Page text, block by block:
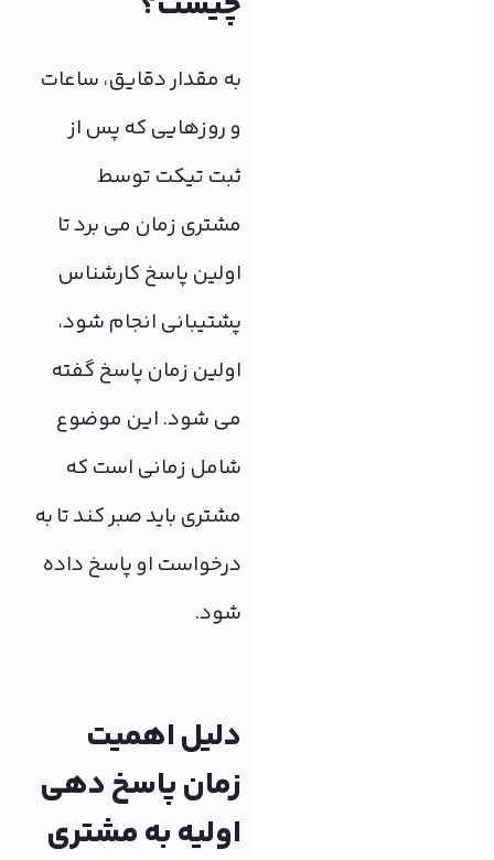
به مقدار دقایق، ساعات
و روزهایی که پس از
ثبت تیکت توسط
مشتری زمان می برد تا
اولین پاسخ کارشناس
پشتیبانی انجام شود،
اولین زمان پاسخ گفته
می شود. این موضوع
شامل زمانی است که
مشتری باید صبر کند تا به
درخواست او پاسخ داده
شود.
دلیل اهمیت
زمان پاسخ دهی
اولیه به مشتری